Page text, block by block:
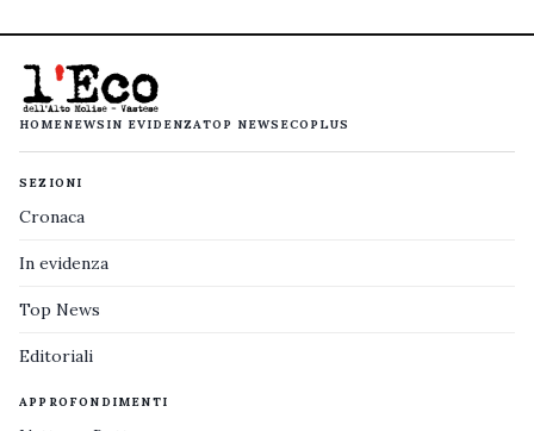
HOMENEWS IN EVIDENZATOP NEWS ECOPLUS
SEZIONI
Cronaca
In evidenza
Top News
Editoriali
APPROFONDIMENTI